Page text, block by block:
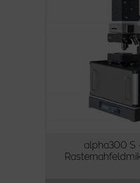
alpha300 S